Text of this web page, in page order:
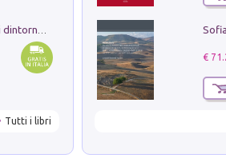
Tutti i libri
€